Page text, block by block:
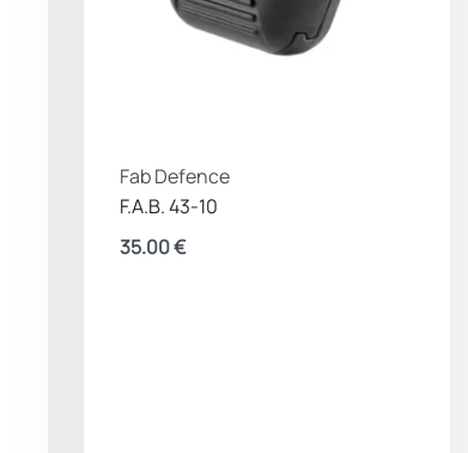
Fab Defence
F.A.B. 43-10
35.00€